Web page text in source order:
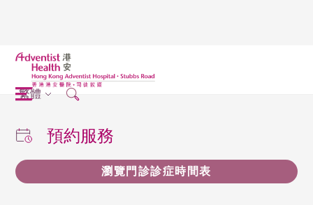
繁體
預約服務
瀏覽門診診症時間表